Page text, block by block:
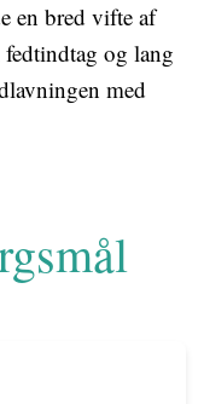
en bred vifte af
og lang
med